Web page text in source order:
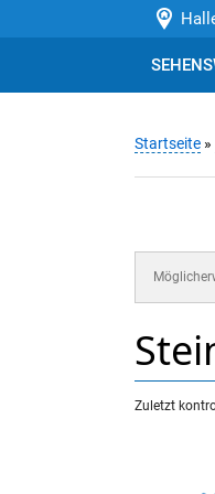
Startseite »
Zuletzt